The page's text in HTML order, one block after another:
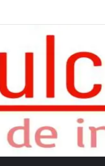
la Festivalul Folk Țestos